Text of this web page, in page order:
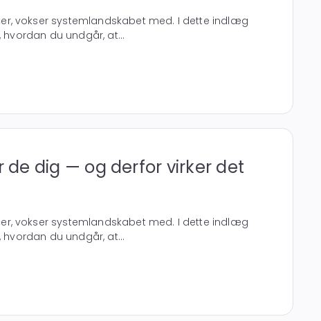
vokser systemlandskabet med. I dette indlæg
hvordan du undgår, at...
de dig — og derfor virker det
vokser systemlandskabet med. I dette indlæg
hvordan du undgår, at...